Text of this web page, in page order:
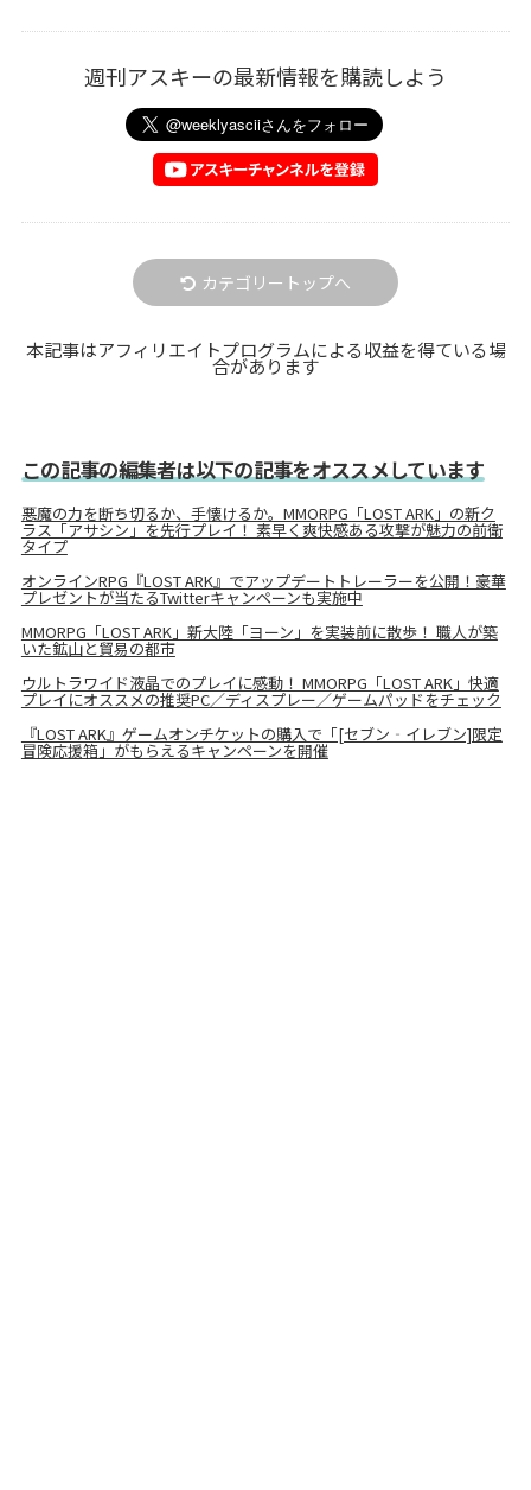
週刊アスキーの最新情報を購読しよう
カテゴリートップへ
本記事はアフィリエイトプログラムによる収益を得ている場
合があります
この記事の編集者は以下の記事をオススメしています
悪魔の力を断ち切るか、手懐けるか。MMORPG「LOST ARK」の新ク
ラス「アサシン」を先行プレイ！ 素早く爽快感ある攻撃が魅力の前衛
タイプ
オンラインRPG『LOST ARK』でアップデートトレーラーを公開！豪華
プレゼントが当たるTwitterキャンペーンも実施中
MMORPG「LOST ARK」新大陸「ヨーン」を実装前に散歩！ 職人が築
いた鉱山と貿易の都市
ウルトラワイド液晶でのプレイに感動！ MMORPG「LOST ARK」快適
プレイにオススメの推奨PC／ディスプレー／ゲームパッドをチェック
『LOST ARK』ゲームオンチケットの購入で「[セブン‐イレブン]限定
冒険応援箱」がもらえるキャンペーンを開催